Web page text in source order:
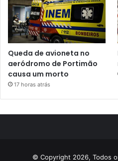
Queda de avioneta no
aeródromo de Portimão
causa um morto
17 horas atrás
© Copyright 2026, Todos